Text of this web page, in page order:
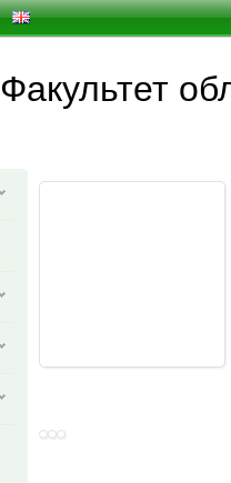
Факультет